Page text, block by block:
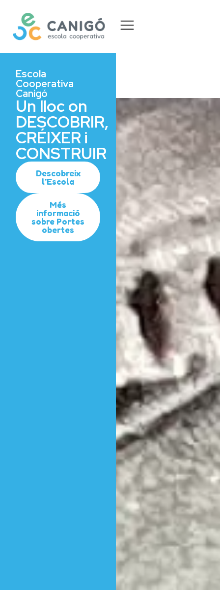
Escola
Cooperativa
Canigó
Un lloc on
DESCOBRIR,
CRÉIXER i
CONSTRUIR
Descobreix
l’Escola
Més
informació
sobre Portes
obertes